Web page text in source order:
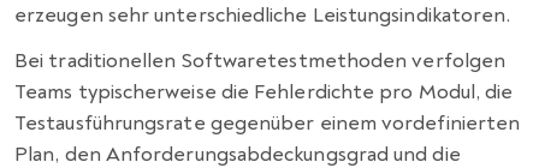
erzeugen sehr unterschiedliche Leistungsindikatoren.
Bei traditionellen Softwaretestmethoden verfolgen
Teams typischerweise die Fehlerdichte pro Modul, die
Testausführungsrate gegenüber einem vordefinierten
Plan, den Anforderungsabdeckungsgrad und die